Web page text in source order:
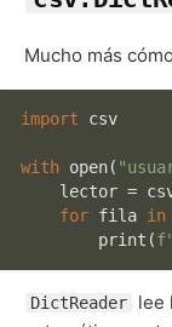
Mucho más
import csv
with open(
lector =
for fila in
print (f"
DictReader
lee